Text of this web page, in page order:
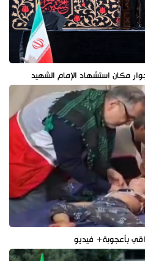
مكان استشهاد الإمام الشهيد
بأعجوبة+ فيديو